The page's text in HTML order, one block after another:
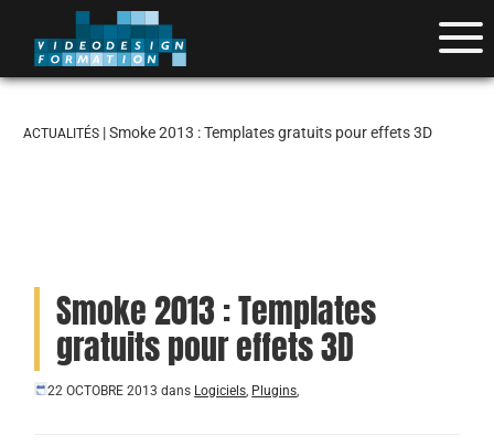
ACTUALITÉS | Smoke 2013 : Templates gratuits pour effets 3D
Smoke 2013 : Templates
gratuits pour effets 3D
22 OCTOBRE 2013 dans Logiciels, Plugins,